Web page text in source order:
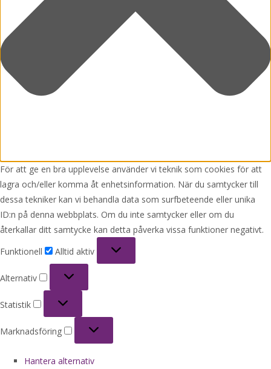
För att ge en bra upplevelse använder vi teknik som cookies för att
lagra och/eller komma åt enhetsinformation. När du samtycker till
dessa tekniker kan vi behandla data som surfbeteende eller unika
ID:n på denna webbplats. Om du inte samtycker eller om du
återkallar ditt samtycke kan detta påverka vissa funktioner negativt.
Funktionell
Alltid aktiv
Alternativ
Statistik
Marknadsföring
Hantera alternativ